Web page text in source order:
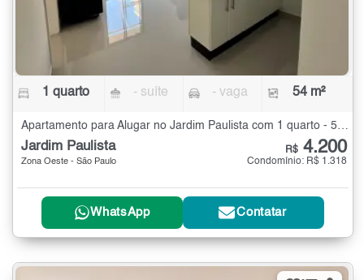
1 quarto - suíte - vaga 54 m²
Apartamento para Alugar no Jardim Paulista com 1 quarto - 54 m²
Jardim Paulista
Zona Oeste - São Paulo
R$ 4.200
Condomínio: R$ 1.318
WhatsApp Contatar